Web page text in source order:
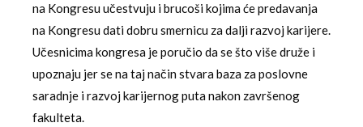
na Kongresu učestvuju i brucoši kojima će predavanja
na Kongresu dati dobru smernicu za dalji razvoj karijere.
Učesnicima kongresa je poručio da se što više druže i
upoznaju jer se na taj način stvara baza za poslovne
saradnje i razvoj karijernog puta nakon završenog
fakulteta.